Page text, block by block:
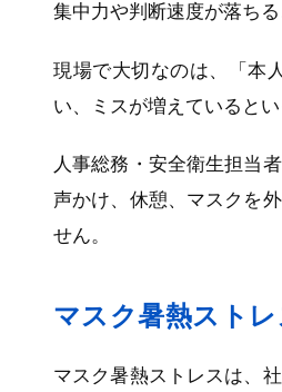
集中力や判断速度が落ちる
現場で大切なのは、「本
い、ミスが増えていると
人事総務・安全衛生担当
声かけ、休憩、マスクを
せん。
マスク暑熱スト
マスク暑熱ストレスは、